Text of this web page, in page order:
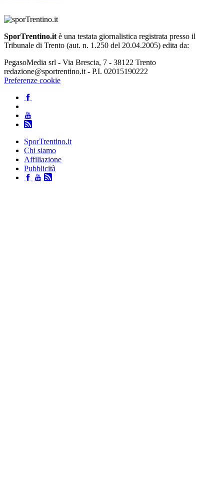
SporTrentino.it è una testata giornalistica registrata presso il
Tribunale di Trento (aut. n. 1.250 del 20.04.2005) edita da:
PegasoMedia srl - Via Brescia, 7 - 38122 Trento
redazione@sportrentino.it - P.I. 02015190222
Preferenze cookie
SporTrentino.it
Chi siamo
Affiliazione
Pubblicità